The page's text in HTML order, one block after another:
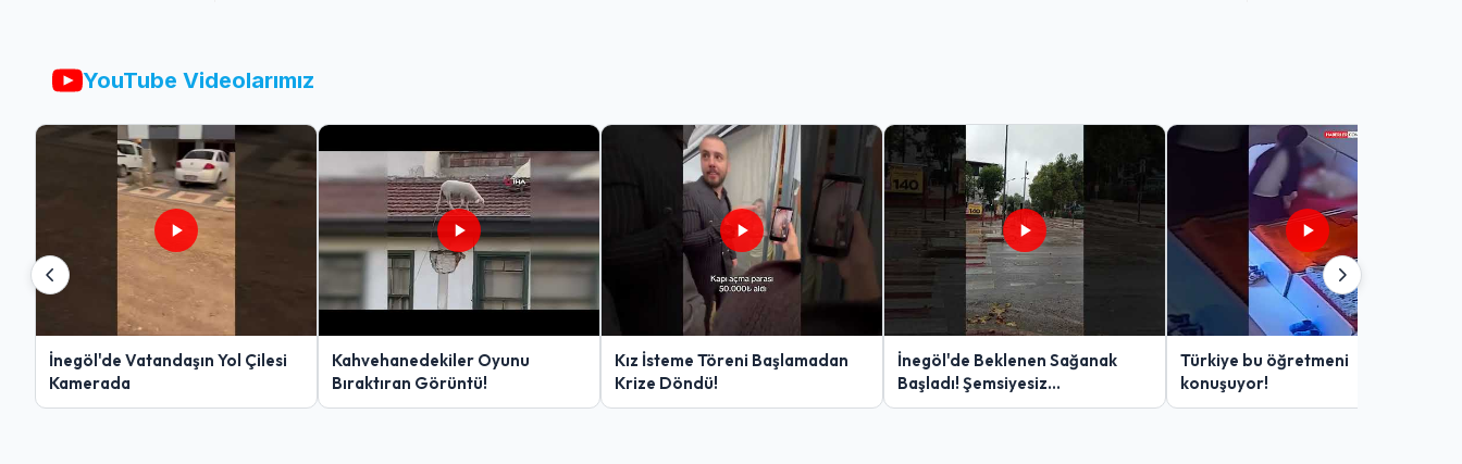
YouTube Videolarımız
İnegöl'de Vatandaşın Yol Çilesi
Kamerada
Kahvehanedekiler Oyunu
Bıraktıran Görüntü!
Kız İsteme Töreni Başlamadan
Krize Döndü!
İnegöl'de Beklenen Sağanak
Başladı! Şemsiyesiz
Yakalananlar Zor Anlar Yaşadı
Türkiye bu öğretmeni
konuşuyor!